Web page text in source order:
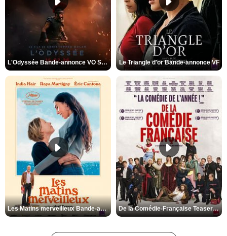
L'Odyssée Bande-annonce VO STFR Le Triangle d'or Bande-annonce VF
Les Matins merveilleux Bande-annonce VF De la Comédie-Française Teaser VF